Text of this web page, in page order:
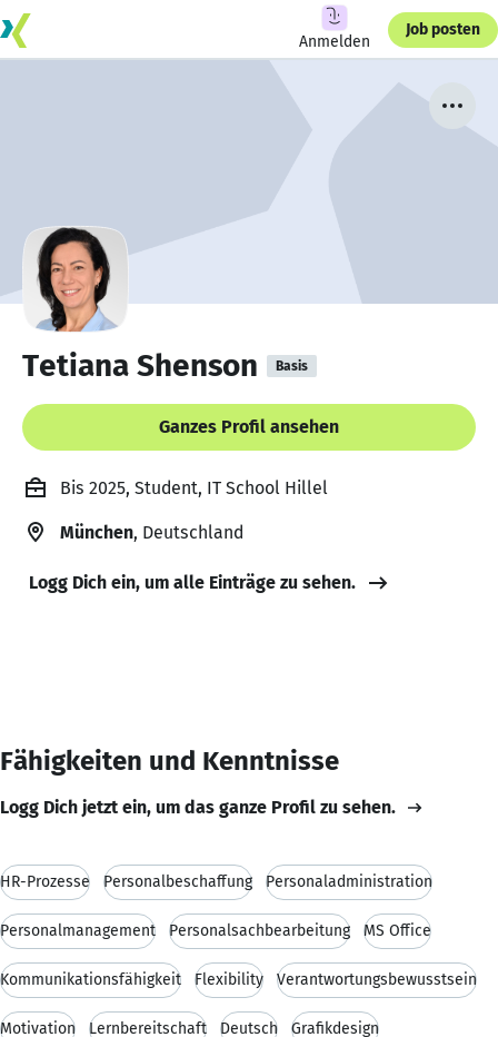
Anmelden
Job posten
Tetiana Shenson Basis
Ganzes Profil ansehen
Bis 2025, Student, IT School Hillel
München, Deutschland
Logg Dich ein, um alle Einträge zu sehen.
Fähigkeiten und Kenntnisse
Logg Dich jetzt ein, um das ganze Profil zu sehen.
HR-Prozesse Personalbeschaffung Personaladministration
Personalmanagement Personalsachbearbeitung MS Office
Kommunikationsfähigkeit Flexibility Verantwortungsbewusstsein
Motivation Lernbereitschaft Deutsch Grafikdesign